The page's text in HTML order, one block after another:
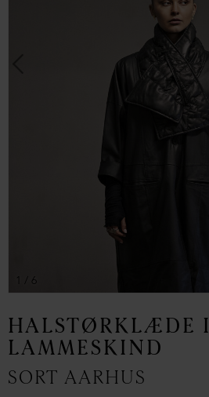
1 / 6
HALSTØRKLÆDE I
LAMMESKIND
SORT AARHUS